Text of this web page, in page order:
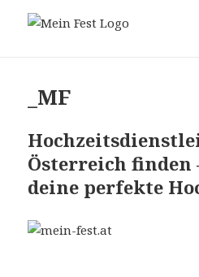
_MF
Österreich finden
deine perfekte